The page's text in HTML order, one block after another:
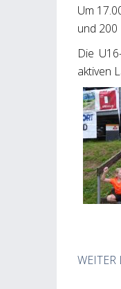
Um
und
Die
aktiven
WEITER